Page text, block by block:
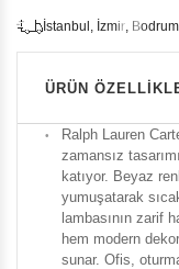
İstanbu , İzmir, Bodrum
ÜRÜN
Ralph Lauren
zamansız
katıyor. Beyaz
yumuşatarak
lambasının zarif
hem modern
sunar. Ofis,